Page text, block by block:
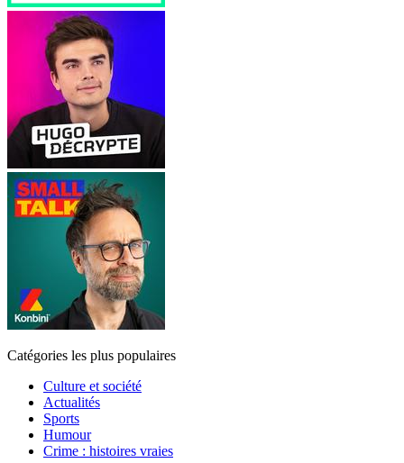
Catégories les plus populaires
Culture et société
Actualités
Sports
Humour
Crime : histoires vraies